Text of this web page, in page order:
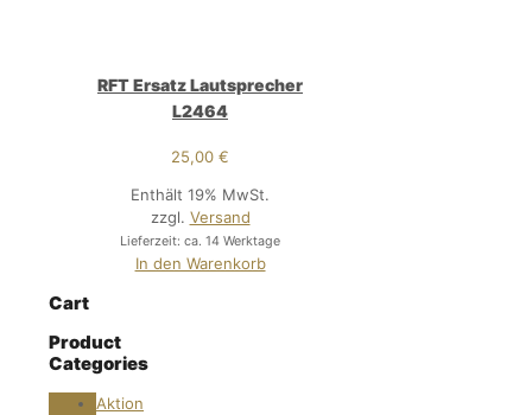
RFT Ersatz Lautsprecher
L2464
25,00€
Enthält 19% MwSt.
zzgl. Versand
Lieferzeit: ca. 14 Werktage
In den Warenkorb
Cart
Product
Categories
Aktion